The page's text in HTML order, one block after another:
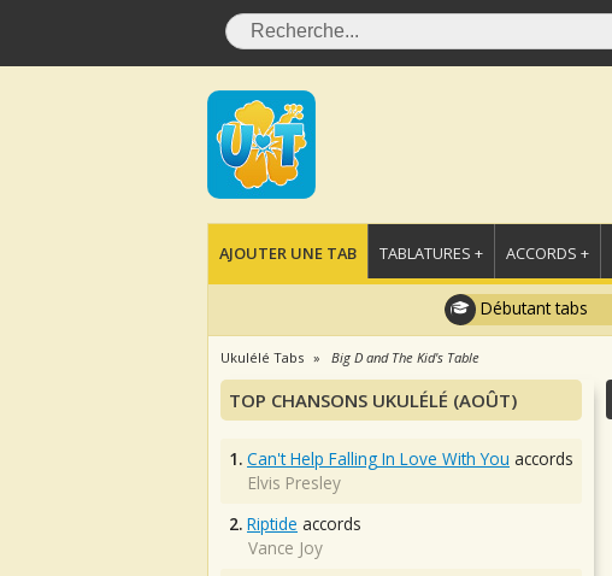
AJOUTER UNE TAB TABLATURES + ACCORDS +
Débutant tabs
Ukulélé Tabs Big D and The Kid's Table
TOP CHANSONS UKULÉLÉ (AOÛT)
1. Can't Help Falling In Love With You accords
Elvis Presley
2. Riptide accords
Vance Joy